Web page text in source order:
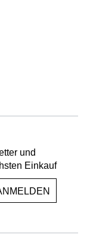
und
Einkauf